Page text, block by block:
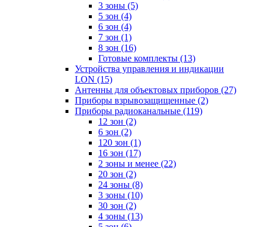
3 зоны (5)
5 зон (4)
6 зон (4)
7 зон (1)
8 зон (16)
Готовые комплекты (13)
Устройства управления и индикации
LON (15)
Антенны для объектовых приборов (27)
Приборы взрывозащищенные (2)
Приборы радиоканальные (119)
12 зон (2)
6 зон (2)
120 зон (1)
16 зон (17)
2 зоны и менее (22)
20 зон (2)
24 зоны (8)
3 зоны (10)
30 зон (2)
4 зоны (13)